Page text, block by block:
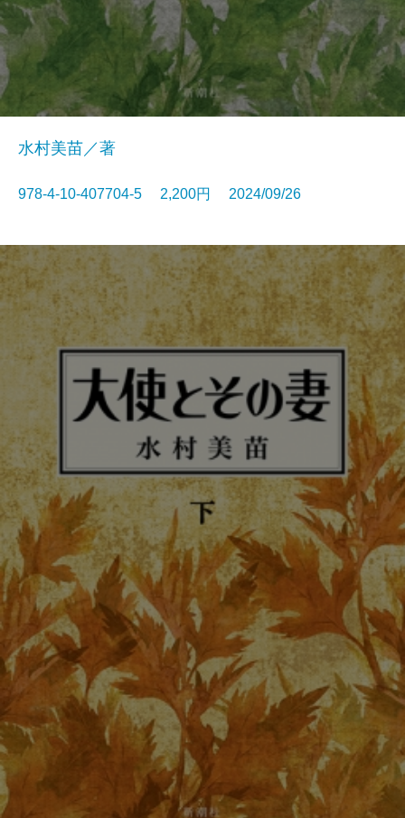
水村美苗／著
978-4-10-407704-5 2,200円 2024/09/26